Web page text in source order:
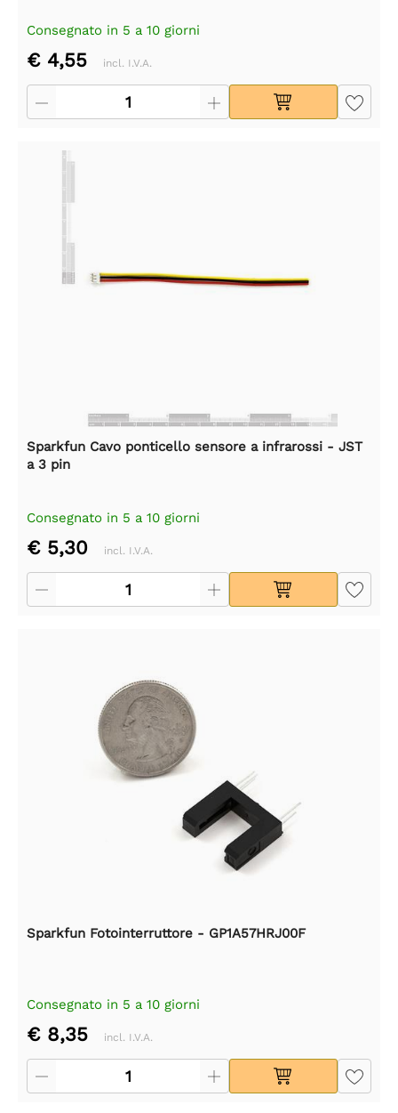
Consegnato in 5 a 10 giorni
€ 4,55 incl. I.V.A.
Sparkfun Cavo ponticello sensore a infrarossi - JST
a 3 pin
Consegnato in 5 a 10 giorni
€ 5,30 incl. I.V.A.
Sparkfun Fotointerruttore - GP1A57HRJ00F
Consegnato in 5 a 10 giorni
€ 8,35 incl. I.V.A.